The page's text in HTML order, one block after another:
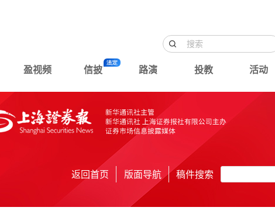
盈视频 信披 路演 投教 活动
返回首页 版面导航 稿件搜索